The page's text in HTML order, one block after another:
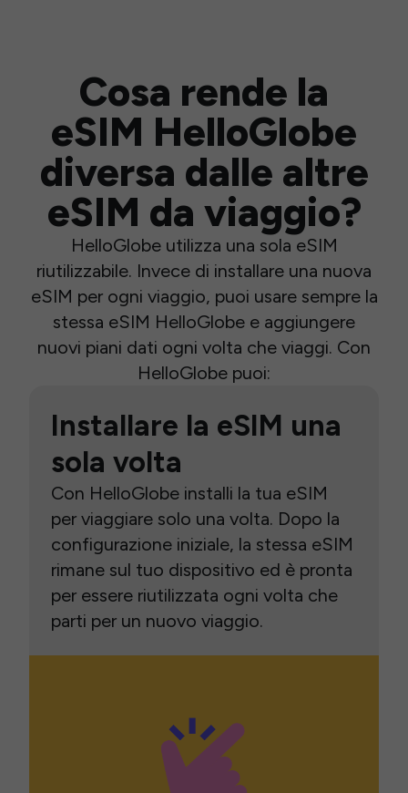
Cosa rende la
eSIM HelloGlobe
diversa dalle altre
eSIM da viaggio?
HelloGlobe utilizza una sola eSIM
riutilizzabile. Invece di installare una nuova
eSIM per ogni viaggio, puoi usare sempre la
stessa eSIM HelloGlobe e aggiungere
nuovi piani dati ogni volta che viaggi. Con
HelloGlobe puoi:
Installare la eSIM una
sola volta
Con HelloGlobe installi la tua eSIM
per viaggiare solo una volta. Dopo la
configurazione iniziale, la stessa eSIM
rimane sul tuo dispositivo ed è pronta
per essere riutilizzata ogni volta che
parti per un nuovo viaggio.